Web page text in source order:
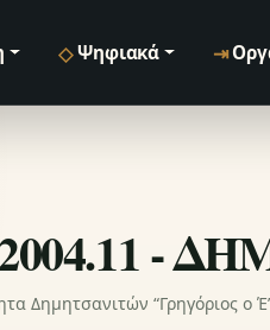
◇ Ψηφιακά ⇥
2004.11 -
Δημητσανιτών “Γρηγόριος ο